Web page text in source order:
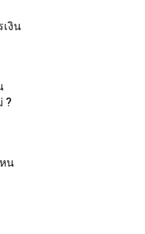
งิน
?
น